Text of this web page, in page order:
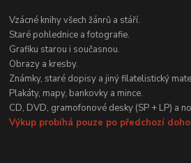
Vzácné knihy všech žánrů a stáří.
Staré pohlednice a fotografie.
Grafiku starou i současnou.
Obrazy a kresby.
Známky, staré dopisy a jiný filatelistický
Plakáty, mapy, bankovky a mince.
CD, DVD, gramofonové desky (SP + LP) a
Výkup probíhá pouze po předchozí